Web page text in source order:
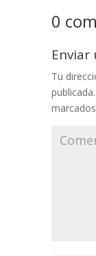
0
Tu
publicada.